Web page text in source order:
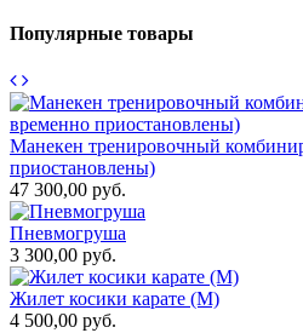
Популярные товары
Манекен тренировочный
приостановлены)
47 300,00 руб.
Пневмогруша
3 300,00 руб.
Жилет косики карате (М)
4 500,00 руб.